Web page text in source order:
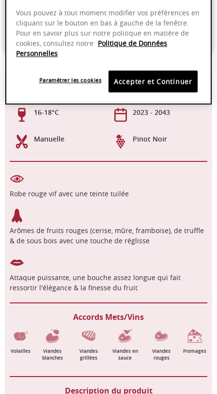
Emballage anti-casse
Paiement sécurisé
13,50%
Élevage en fût de
neuf
16-18°C 2023 - 2043
Manuelle Pinot Noir
Robe rouge vif avec une teinte tuilée
Arômes de fruits rouges (cerise, mûre, framboise), de truffle
& de sous bois avec une touche de réglisse
Attaque puissante, une bouche assez longue qui fait
ressortir l'élégance & la finesse du fruit
Accords Mets/Vins
Volailles
Viandes
blanches
Viandes
grillées
Viandes en
sauce
Viandes
rouges
Fromages
Description du produit
Vous pouvez à tout moment modifier vos préférences en
cliquant sur le bouton en bas à gauche de la fenêtre.
Pour en savoir plus sur notre politique en matière de
cookies, consultez notre Politique de Données
Personnelles
Accepter et Continuer
Paramétrer les cookies